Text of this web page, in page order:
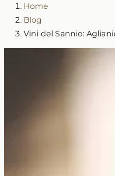
Home
Blog
Vini del Sannio: